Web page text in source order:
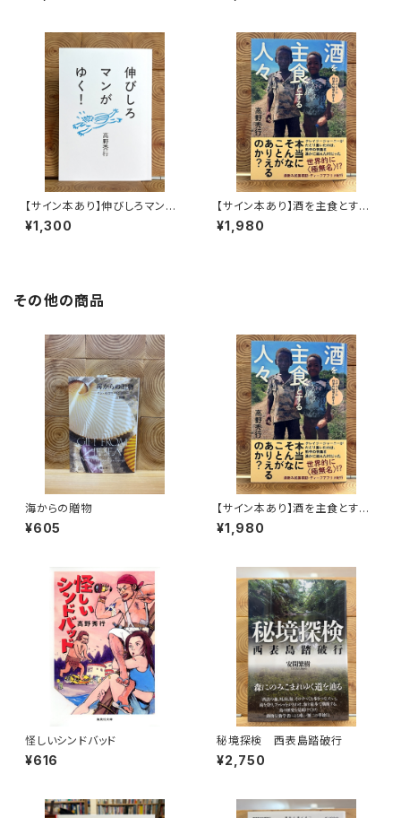
【サイン本あり】伸びしろマンが
ゆく！
¥1,300
【サイン本あり】酒を主食とする
人々 エチオピアの科学的秘境
を旅する
¥1,980
その他の商品
海からの贈物
¥605
【サイン本あり】酒を主食とする
人々 エチオピアの科学的秘境
を旅する
¥1,980
怪しいシンドバッド
¥616
秘境探検 西表島踏破行
¥2,750